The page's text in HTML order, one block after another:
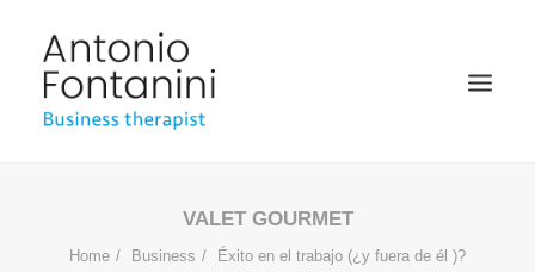
BUSINESS THERAPIST
SPEAKER
VALET GOURMET
Home Business
Éxito en el trabajo (¿y fuera de él )?